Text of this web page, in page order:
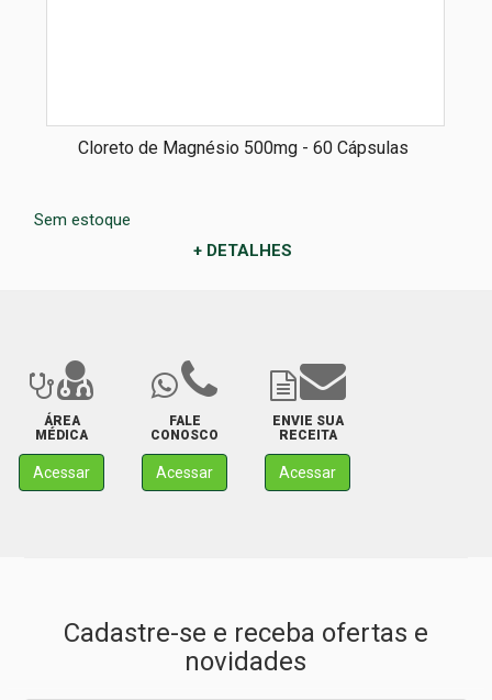
Cloreto de Magnésio 500mg - 60 Cápsulas
Sem estoque
+ DETALHES
ÁREA
MÉDICA
Acessar
FALE
CONOSCO
Acessar
ENVIE SUA
RECEITA
Acessar
Cadastre-se e receba ofertas e
novidades